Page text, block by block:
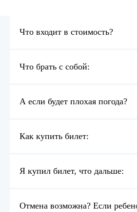
Что входит в стоимость?
Что брать с собой:
А если будет плохая погода?
Как купить билет:
Я купил билет, что дальше:
Отмена возможна? Если
Перейдите в корзину и заполните
Мы с вами связываемся для
подтверждение заказа в вотсапе.
4.100 ₽
4.100 ₽
Купить билет